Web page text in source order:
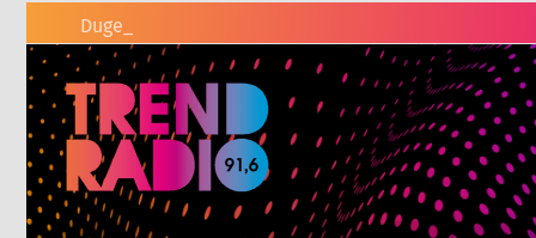
Duge kolone vozila na graničnim